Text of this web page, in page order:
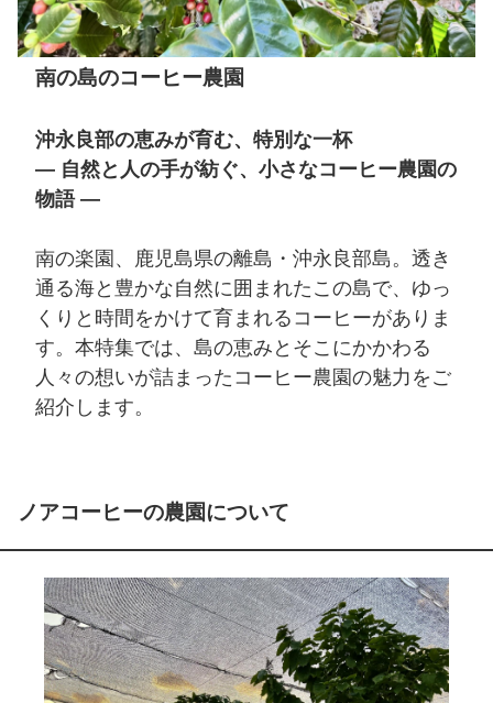
南の島のコーヒー農園
沖永良部の恵みが育む、特別な一杯
― 自然と人の手が紡ぐ、小さなコーヒー農園の
物語 ―
南の楽園、鹿児島県の離島・沖永良部島。透き
通る海と豊かな自然に囲まれたこの島で、ゆっ
くりと時間をかけて育まれるコーヒーがありま
す。本特集では、島の恵みとそこにかかわる
人々の想いが詰まったコーヒー農園の魅力をご
紹介します。
ノアコーヒーの農園について